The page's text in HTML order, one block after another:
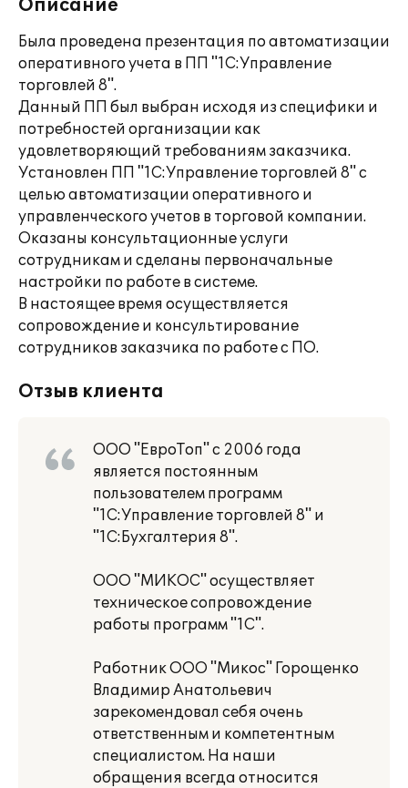
Описание
Была проведена презентация по автоматизации
оперативного учета в ПП "1С:Управление
торговлей 8".
Данный ПП был выбран исходя из специфики и
потребностей организации как
удовлетворяющий требованиям заказчика.
Установлен ПП "1С:Управление торговлей 8" с
целью автоматизации оперативного и
управленческого учетов в торговой компании.
Оказаны консультационные услуги
сотрудникам и сделаны первоначальные
настройки по работе в системе.
В настоящее время осуществляется
сопровождение и консультирование
сотрудников заказчика по работе с ПО.
Отзыв клиента
ООО "ЕвроТоп" с 2006 года
является постоянным
пользователем программ
"1С:Управление торговлей 8" и
"1С:Бухгалтерия 8".
ООО "МИКОС" осуществляет
техническое сопровождение
работы программ "1С".
Работник ООО "Микос" Горощенко
Владимир Анатольевич
зарекомендовал себя очень
ответственным и компетентным
специалистом. На наши
обращения всегда относится